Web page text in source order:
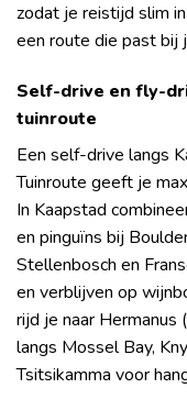
zodat je reistijd slim
een route die past bij
Self-drive en fly-
tuinroute
Een self-drive langs
Tuinroute geeft je
In Kaapstad
en pinguïns bij
Stellenbosch en
en verblijven op
rijd je naar
langs Mossel Bay,
Tsitsikamma voor